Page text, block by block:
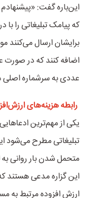
این‌باره گفت:
که پیامک تبلیغاتی را
برایشان ارسال می‌کنند
اضافه کنند که در صورت
عددی به سرشماره اصلی
رابطه هزینه‌های
یکی از مهم‌ترین
تبلیغاتی مطرح می‌شود
متحمل شدن بار روانی
این گزاره مدعی
ارزش افزوده مرتبط به